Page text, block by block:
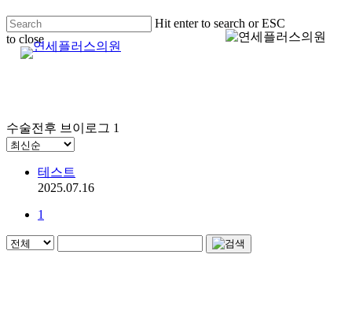
to
main
content
Hit enter to search or ESC
to close
Close
Menu
수술전후 브이로그 1
테스트
2025.07.16
1